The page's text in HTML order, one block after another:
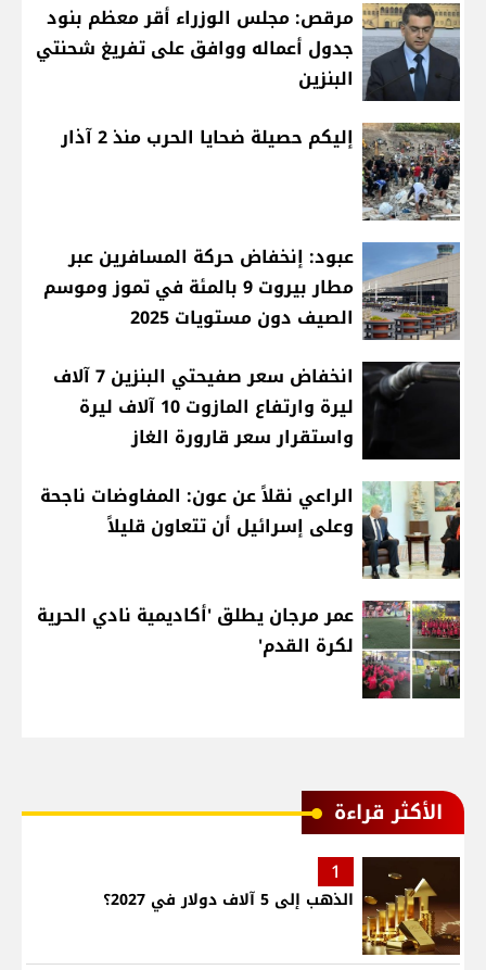
مرقص: مجلس الوزراء أقر معظم بنود
جدول أعماله ووافق على تفريغ شحنتي
البنزين
إليكم حصيلة ضحايا الحرب منذ 2 آذار
عبود: إنخفاض حركة المسافرين عبر
مطار بيروت 9 بالمئة في تموز وموسم
الصيف دون مستويات 2025
انخفاض سعر صفيحتي البنزين 7 آلاف
ليرة وارتفاع المازوت 10 آلاف ليرة
واستقرار سعر قارورة الغاز
الراعي نقلاً عن عون: المفاوضات ناجحة
وعلى إسرائيل أن تتعاون قليلاً
عمر مرجان يطلق 'أكاديمية نادي الحرية
لكرة القدم'
الأكثر قراءة
1
الذهب إلى 5 آلاف دولار في 2027؟